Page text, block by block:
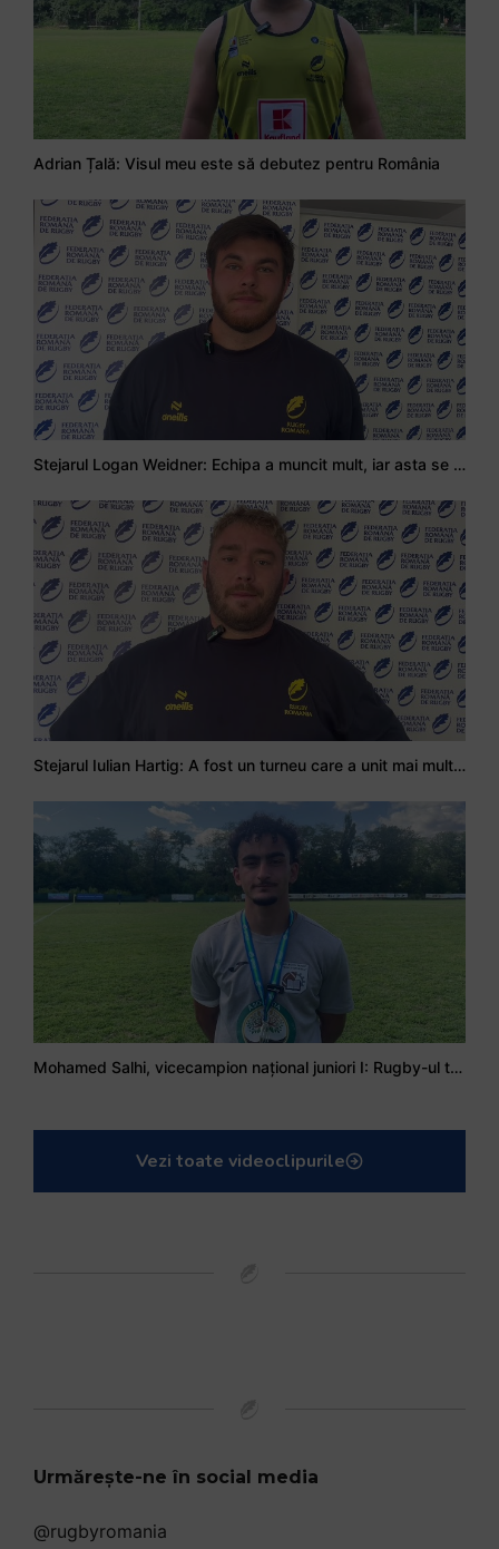
Adrian Țală: Visul meu este să debutez pentru România
Stejarul Logan Weidner: Echipa a muncit mult, iar asta se va vedea în meciurile de la Nations Cup
Stejarul Iulian Hartig: A fost un turneu care a unit mai mult echipa
Mohamed Salhi, vicecampion național juniori I: Rugby-ul te învață să accepți și înfrângerile
Vezi toate videoclipurile
Urmărește-ne în social media
@rugbyromania